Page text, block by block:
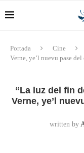
Portada Cine
Verne, ye’l nuevu pase
“La luz del fin
Verne, ye’l
written by